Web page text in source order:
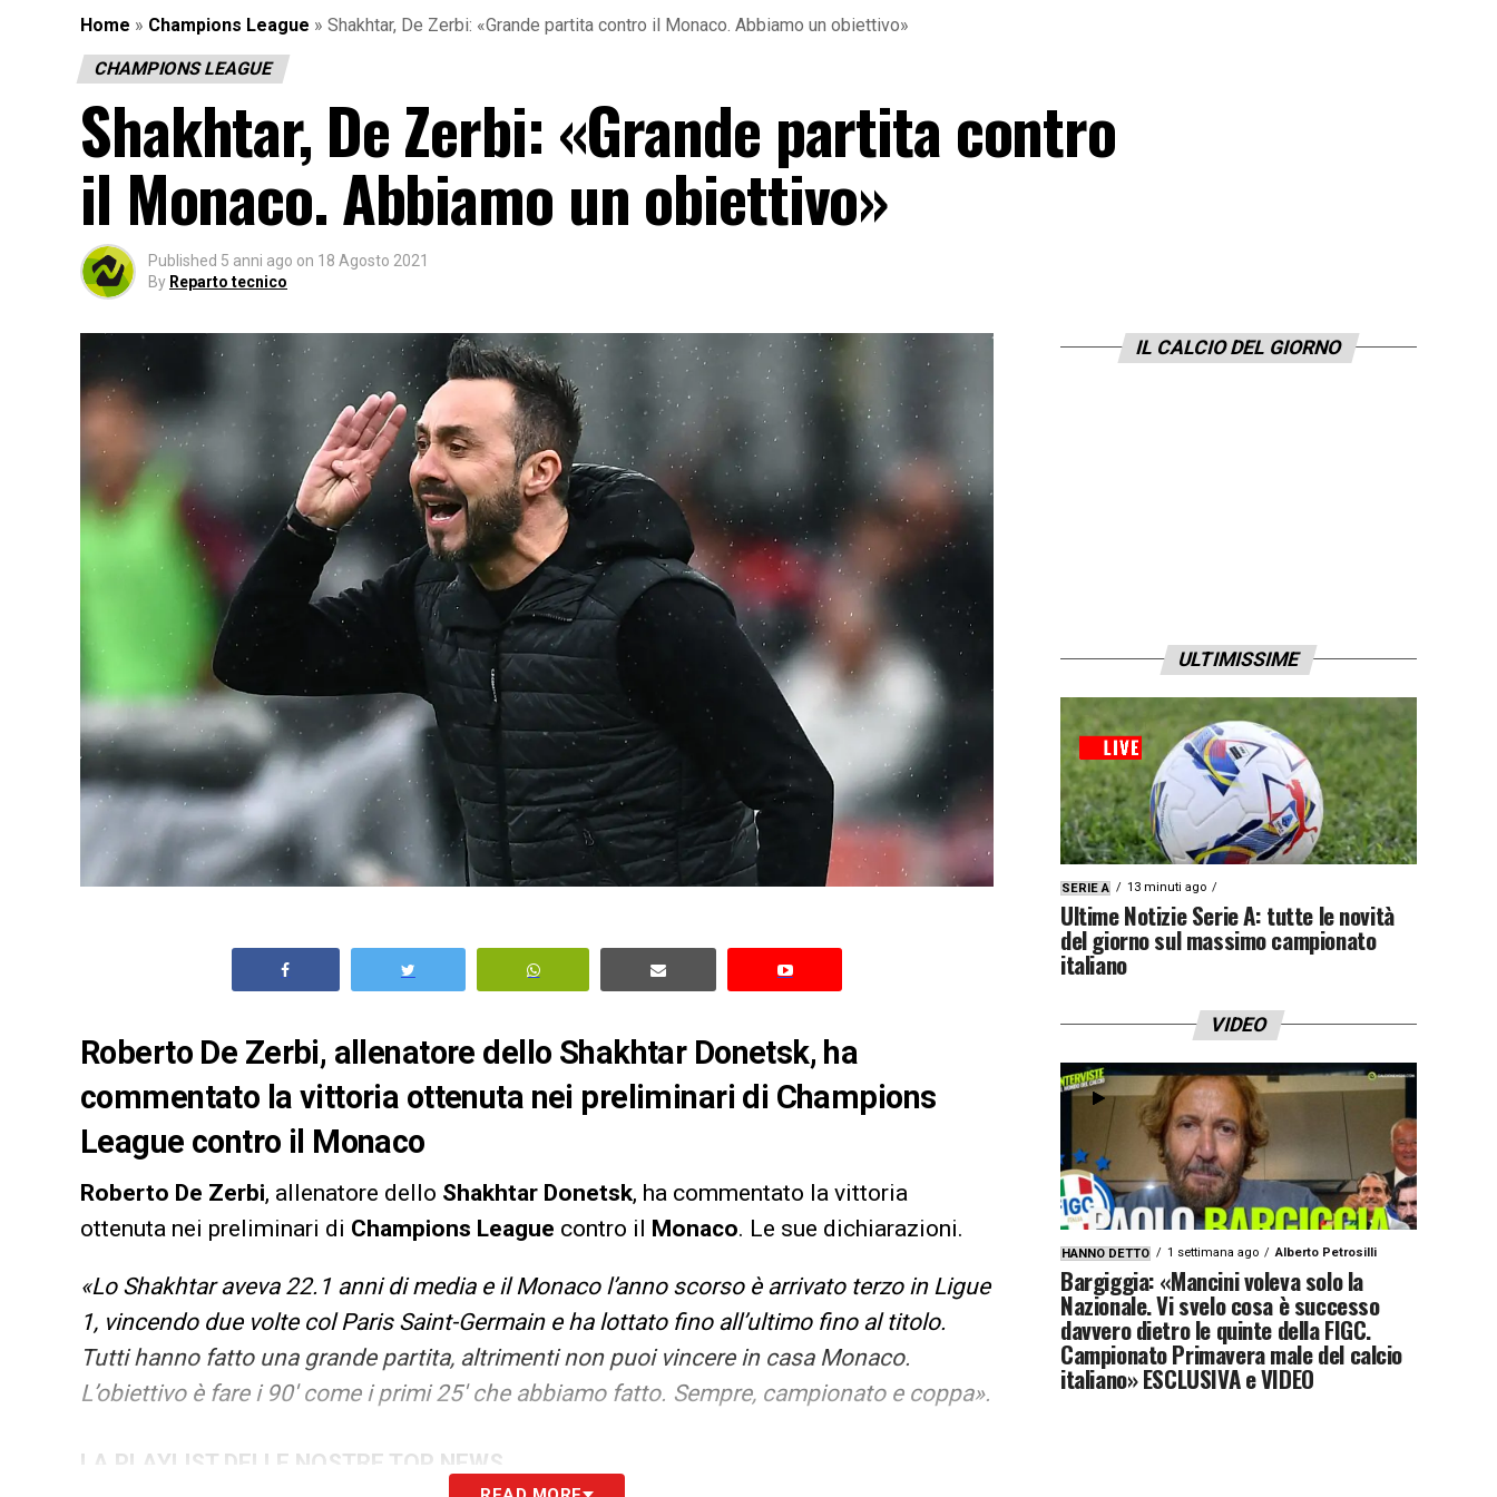
Home » Champions League » Shakhtar, De Zerbi: «Grande partita contro il Monaco. Abbiamo un obiettivo»
CHAMPIONS LEAGUE
Shakhtar, De Zerbi: «Grande partita contro
il Monaco. Abbiamo un obiettivo»
Published 5 anni ago on 18 Agosto 2021
By Reparto tecnico
Roberto De Zerbi, allenatore dello Shakhtar Donetsk, ha
commentato la vittoria ottenuta nei preliminari di Champions
League contro il Monaco
Roberto De Zerbi, allenatore dello Shakhtar Donetsk, ha commentato la vittoria
ottenuta nei preliminari di Champions League contro il Monaco. Le sue dichiarazioni.
«Lo Shakhtar aveva 22.1 anni di media e il Monaco l’anno scorso è arrivato terzo in Ligue
1, vincendo due volte col Paris Saint-Germain e ha lottato fino all’ultimo fino al titolo.
Tutti hanno fatto una grande partita, altrimenti non puoi vincere in casa Monaco.
L’obiettivo è fare i 90′ come i primi 25′ che abbiamo fatto. Sempre, campionato e coppa».
LA PLAYLIST DELLE NOSTRE TOP NEWS
IL CALCIO DEL GIORNO
ULTIMISSIME
SERIE A 13 minuti ago
Ultime Notizie Serie A: tutte le novità
del giorno sul massimo campionato
italiano
VIDEO
HANNO DETTO 1 settimana ago Alberto Petrosilli
Bargiggia: «Mancini voleva solo la
Nazionale. Vi svelo cosa è successo
davvero dietro le quinte della FIGC.
Campionato Primavera male del calcio
italiano» ESCLUSIVA e VIDEO